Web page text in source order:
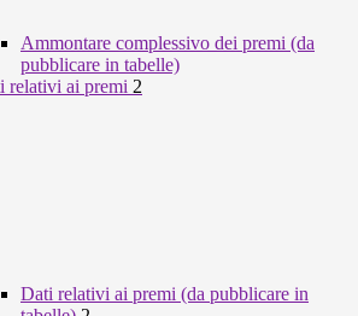
Ammontare complessivo dei premi (da
pubblicare in tabelle)
relativi ai premi 2
Dati relativi ai premi (da pubblicare in